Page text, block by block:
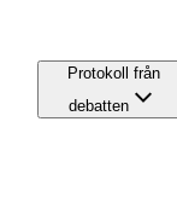
Protokoll från
debatten